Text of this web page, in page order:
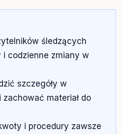
śledzących
i codzienne zmiany w
szczegóły w
materiał do
i procedury zawsze